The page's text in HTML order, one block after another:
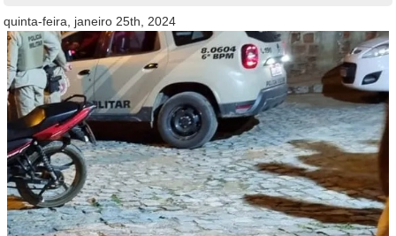
quinta-feira, janeiro 25th, 2024